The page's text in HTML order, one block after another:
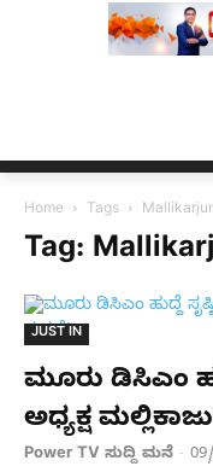
Home Tags
Tag:
JUST IN
ಮೂರು ಡಿಸಿಎಂ
ಅಧ್ಯಕ್ಷ
Power TV ಸುದ್ದಿ ಮನೆ -